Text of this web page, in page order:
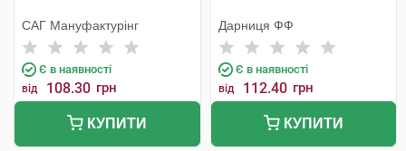
САГ Мануфактурінг
Є в наявності
від 108.30 грн
КУПИТИ
Дарниця ФФ
Є в наявності
від 112.40 грн
КУПИТИ